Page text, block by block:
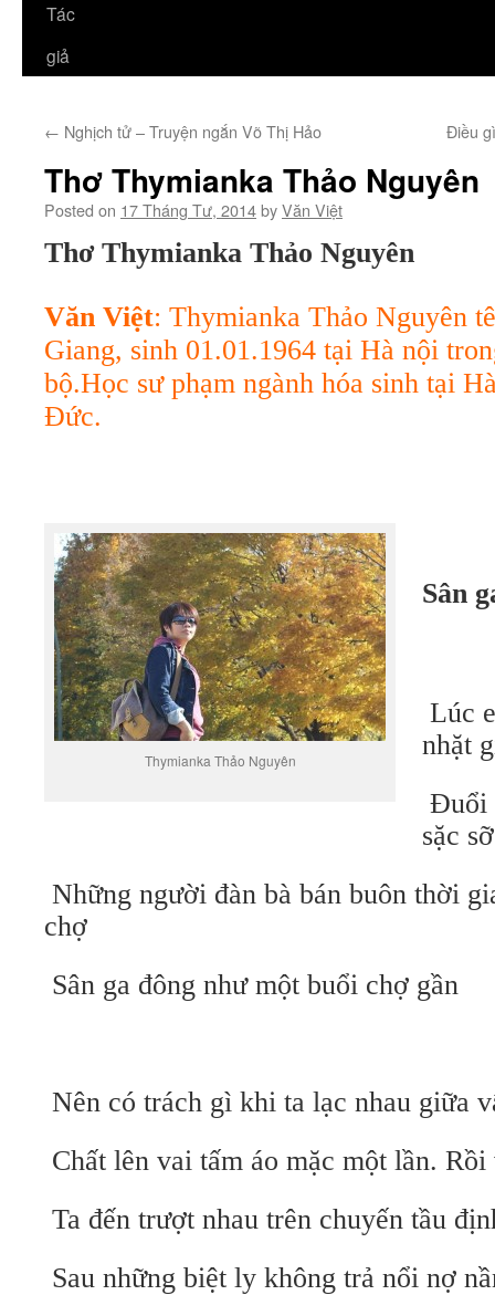
Tác
giả
← Nghịch tử – Truyện ngắn Võ Thị Hảo Điều
Thơ Thymianka Thảo Nguyên
Posted on 17 Tháng Tư, 2014byVăn Việt
Thơ Thymianka Thảo Nguyên
Văn Việt: Thymianka Thảo Nguyên
Giang, sinh 01.01.1964 tại Hà nội
bộ.Học sư phạm ngành hóa sinh tại
Đức.
Thymianka Thảo Nguyên
Sân
Lúc
nhặt
Đuổi
sặc sỡ
Những người đàn bà bán buôn thời
chợ
Sân ga đông như một buổi chợ gần
Nên có trách gì khi ta lạc nhau giữa
Chất lên vai tấm áo mặc một lần.
Ta đến trượt nhau trên chuyến tầu
Sau những biệt ly không trả nổi nợ